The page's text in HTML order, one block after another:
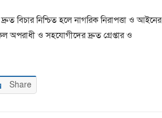
বিচার নিশ্চিত হলে নাগরিক নিরাপত্তা ও আইনের
সকল অপরাধী ও সহযোগীদের দ্রুত গ্রেপ্তার ও
Share